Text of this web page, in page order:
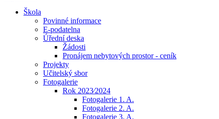
Škola
Povinné informace
E-podatelna
Úřední deska
Žádosti
Pronájem nebytových prostor - ceník
Projekty
Učitelský sbor
Fotogalerie
Rok 2023⁄2024
Fotogalerie 1. A.
Fotogalerie 2. A.
Fotogalerie 3. A.